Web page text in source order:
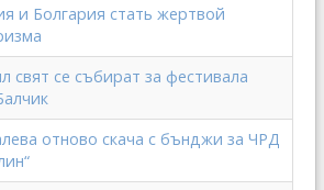
и Болгария стать жертвой
свят се събират за фестивала
отново скача с бънджи за ЧРД